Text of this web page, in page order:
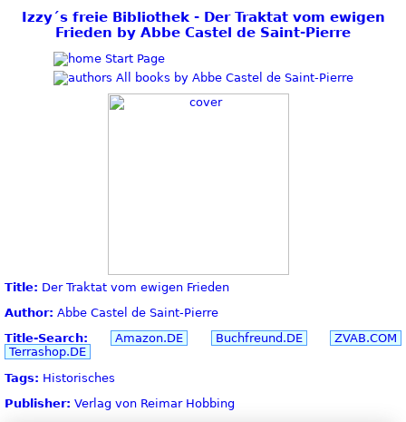
Izzy´s freie Bibliothek - Der Traktat vom ewigen
Frieden by Abbe Castel de Saint-Pierre
Start Page
All books by Abbe Castel de Saint-Pierre
Title: Der Traktat vom ewigen Frieden
Author: Abbe Castel de Saint-Pierre
Title-Search:
Amazon.DE Buchfreund.DE
ZVAB.COM
Terrashop.DE
Tags: Historisches
Publisher: Verlag von Reimar Hobbing